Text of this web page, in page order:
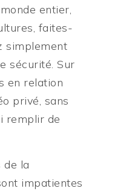
entier,
faites-
simplement
sécurité. Sur
en relation
privé, sans
remplir de
de la
impatientes